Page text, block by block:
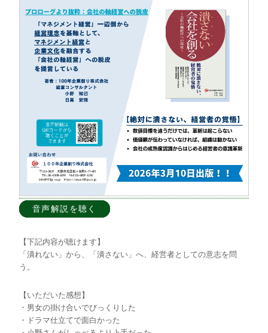
音声解説を聴く
【下記内容が聴けます】
「潰れない」から、「潰さない」へ、経営者としての意志を問
う。
【いただいた感想】
・男女の掛け合いでびっくりした
・ドラマ仕立てで面白かった